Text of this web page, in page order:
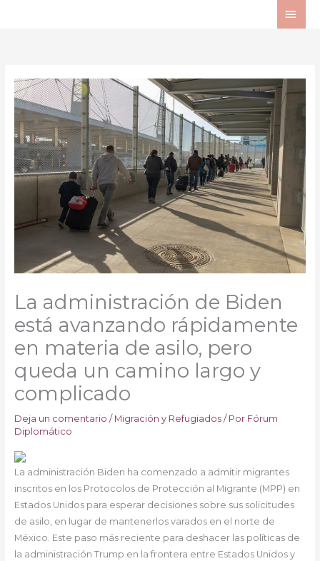
La administración de Biden
está avanzando rápidamente
en materia de asilo, pero
queda un camino largo y
complicado
Deja un comentario / Migración y Refugiados/ Por Fórum
Diplomático
La administración Biden ha comenzado a admitir migrantes
inscritos en los Protocolos de Protección al Migrante (MPP) en
Estados Unidos para esperar decisiones sobre sus solicitudes
de asilo, en lugar de mantenerlos varados en el norte de
México. Este paso más reciente para deshacer las políticas de
la administración Trump en la frontera entre Estados Unidos y